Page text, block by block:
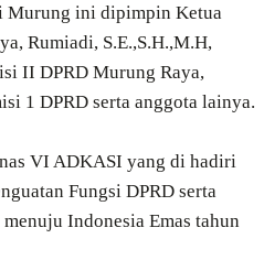
Murung ini dipimpin Ketua
Rumiadi, S.E.,S.H.,M.H,
II DPRD Murung Raya,
1 DPRD serta anggota lainya.
VI ADKASI yang di hadiri
Fungsi DPRD serta
Indonesia Emas tahun